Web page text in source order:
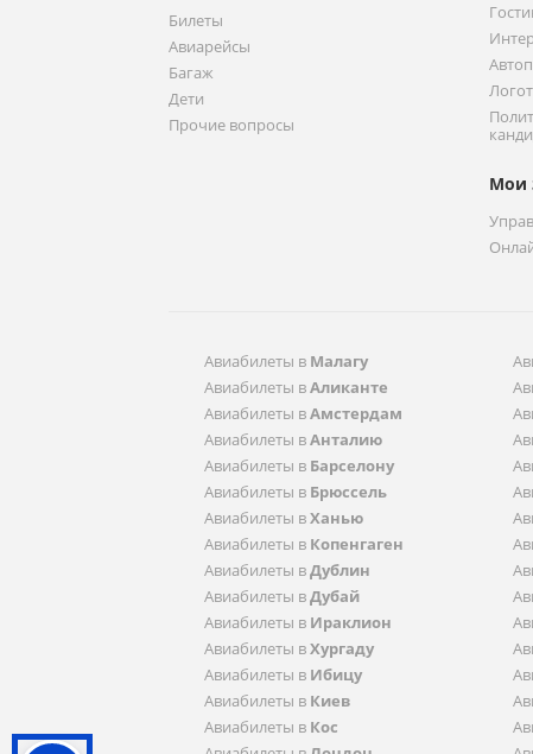
Билеты
Авиарейсы
Багаж
Дети
Прочие вопросы
Мои
Aвиабилеты в Малагу
Aвиабилеты вАликанте
Aвиабилеты вАмстердам
Aвиабилеты вАнталию
Aвиабилеты в Барселону
Aвиабилеты в Брюссель
Aвиабилеты вХанью
Aвиабилеты в Копенгаген
Aвиабилеты вДублин
Aвиабилеты вДубай
Aвиабилеты в Ираклион
Aвиабилеты вХургаду
Aвиабилеты в Ибицу
Aвиабилеты в Киев
Aвиабилеты в Кос